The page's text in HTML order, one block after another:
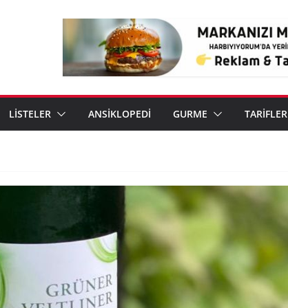
LİSTELER ANSİKLOPEDİ GURME TARİFLER